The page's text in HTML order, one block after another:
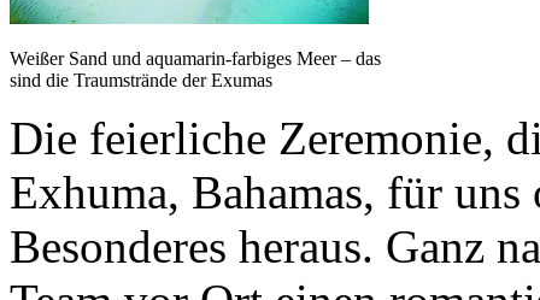
Weißer Sand und aquamarin-farbiges Meer – das
sind die Traumstrände der Exumas
Die feierliche Zeremonie,
Exhuma, Bahamas, für
Besonderes heraus. Ganz